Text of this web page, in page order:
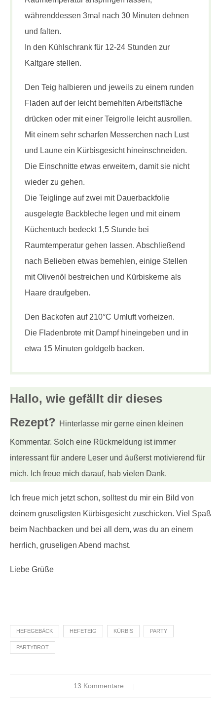
währenddessen 3mal nach 30 Minuten dehnen
und falten.
In den Kühlschrank für 12-24 Stunden zur
Kaltgare stellen.
Den Teig halbieren und jeweils zu einem runden
Fladen auf der leicht bemehlten Arbeitsfläche
drücken oder mit einer Teigrolle leicht ausrollen.
Mit einem sehr scharfen Messerchen nach Lust
und Laune ein Kürbisgesicht hineinschneiden.
Die Einschnitte etwas erweitern, damit sie nicht
wieder zu gehen.
Die Teiglinge auf zwei mit Dauerbackfolie
ausgelegte Backbleche legen und mit einem
Küchentuch bedeckt 1,5 Stunde bei
Raumtemperatur gehen lassen. Abschließend
nach Belieben etwas bemehlen, einige Stellen
mit Olivenöl bestreichen und Kürbiskerne als
Haare draufgeben.
Den Backofen auf 210°C Umluft vorheizen.
Die Fladenbrote mit Dampf hineingeben und in
etwa 15 Minuten goldgelb backen.
Hallo, wie gefällt dir dieses
Rezept? Hinterlasse mir gerne einen kleinen
Kommentar. Solch eine Rückmeldung ist immer
interessant für andere Leser und äußerst motivierend für
mich. Ich freue mich darauf, hab vielen Dank.
Ich freue mich jetzt schon, solltest du mir ein Bild von
deinem gruseligsten Kürbisgesicht zuschicken. Viel Spaß
beim Nachbacken und bei all dem, was du an einem
herrlich, gruseligen Abend machst.
Liebe Grüße
HEFEGEBÄCK HEFETEIG KÜRBIS PARTY
PARTYBROT
13 Kommentare